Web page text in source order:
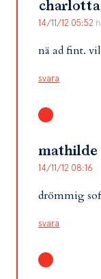
charlotta
14/11/12 05:52
nä ad fint.
svara
mathilde
14/11/12 08:16
drömmig
svara